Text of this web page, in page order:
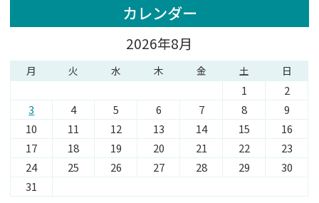
カレンダー
2026年8月
月 火 水 木 金 土 日
1
2
3
4 5 6 7 8
9
10
11 12 13 14 15
16
17
18 19 20 21 22
23
24
25 26 27 28 29
30
31